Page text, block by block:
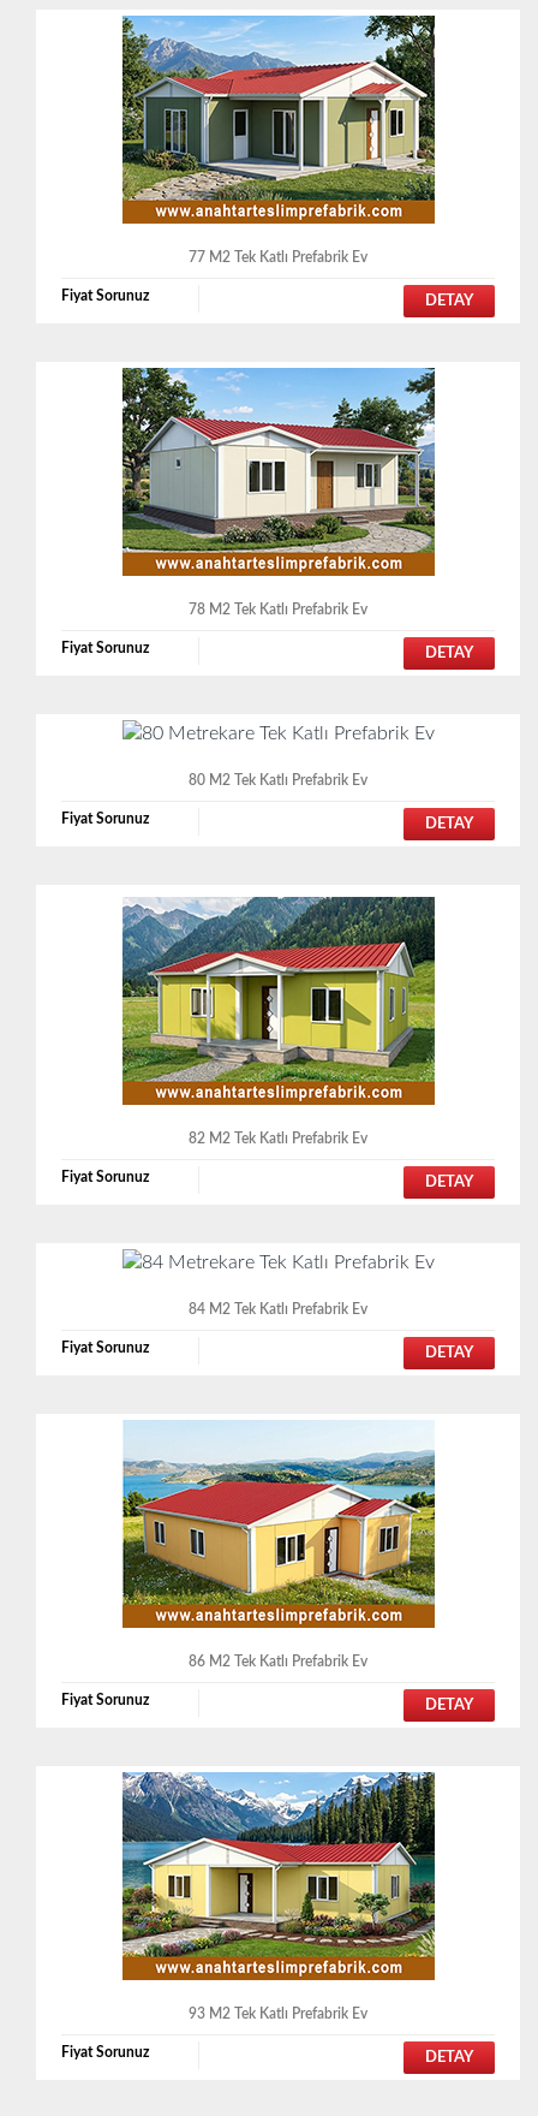
77 M2 Tek Katlı Prefabrik Ev
Fiyat Sorunuz DETAY
78 M2 Tek Katlı Prefabrik Ev
Fiyat Sorunuz DETAY
80 M2 Tek Katlı Prefabrik Ev
Fiyat Sorunuz DETAY
82 M2 Tek Katlı Prefabrik Ev
Fiyat Sorunuz DETAY
84 M2 Tek Katlı Prefabrik Ev
Fiyat Sorunuz DETAY
86 M2 Tek Katlı Prefabrik Ev
Fiyat Sorunuz DETAY
93 M2 Tek Katlı Prefabrik Ev
Fiyat Sorunuz DETAY